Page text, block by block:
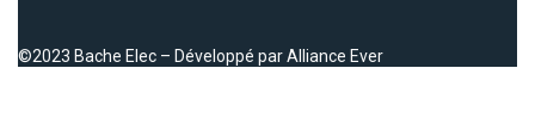
©2023 Bache Elec – Développé parAlliance Ever